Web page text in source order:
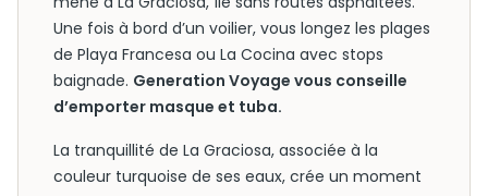
Une fois à bord d’un voilier, vous longez les plages
de Playa Francesa ou La Cocina avec stops
baignade. Generation Voyage vous conseille
d’emporter masque et tuba.
La tranquillité de La Graciosa, associée à la
couleur turquoise de ses eaux, crée un moment